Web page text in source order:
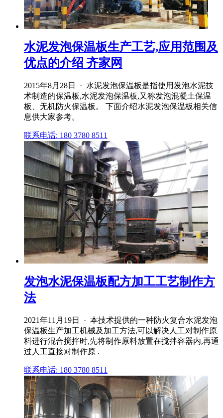
水泥发泡保温板生产工艺,应用范围及
优点的介绍 齐家网
2015年8月28日 · 水泥发泡保温板是指使用发泡水泥技
术制造的保温板,水泥发泡保温板,又称发泡混凝土保温
板、无机防火保温板。 下面介绍水泥发泡保温板相关信
息供大家参考。
联系电话: 180 3780 8511
发泡水泥保温板配方加工工艺制作方
法
2021年11月19日 · 本技术提供的一种防火复合水泥发泡
保温板生产加工机械及加工方法,可以解决人工对制作原
料进行混合搅拌时,先将制作原料放置在搅拌容器内,再通
过人工直接对制作原 .
联系电话: 180 3780 8511